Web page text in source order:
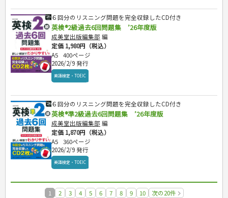
６回分のリスニング問題を完全収録したCD付き
英検®2級過去6回問題集 ’26年度版
成美堂出版編集部 編
定価 1,980円（税込）
A5
400ページ
2026/2/9 発行
英語検定・TOEIC
６回分のリスニング問題を完全収録したCD付き
英検®準2級過去6回問題集 ’26年度版
成美堂出版編集部 編
定価 1,870円（税込）
A5
360ページ
2026/2/9 発行
英語検定・TOEIC
1 2 3 4 5 6 7 8 9 10 次の20件